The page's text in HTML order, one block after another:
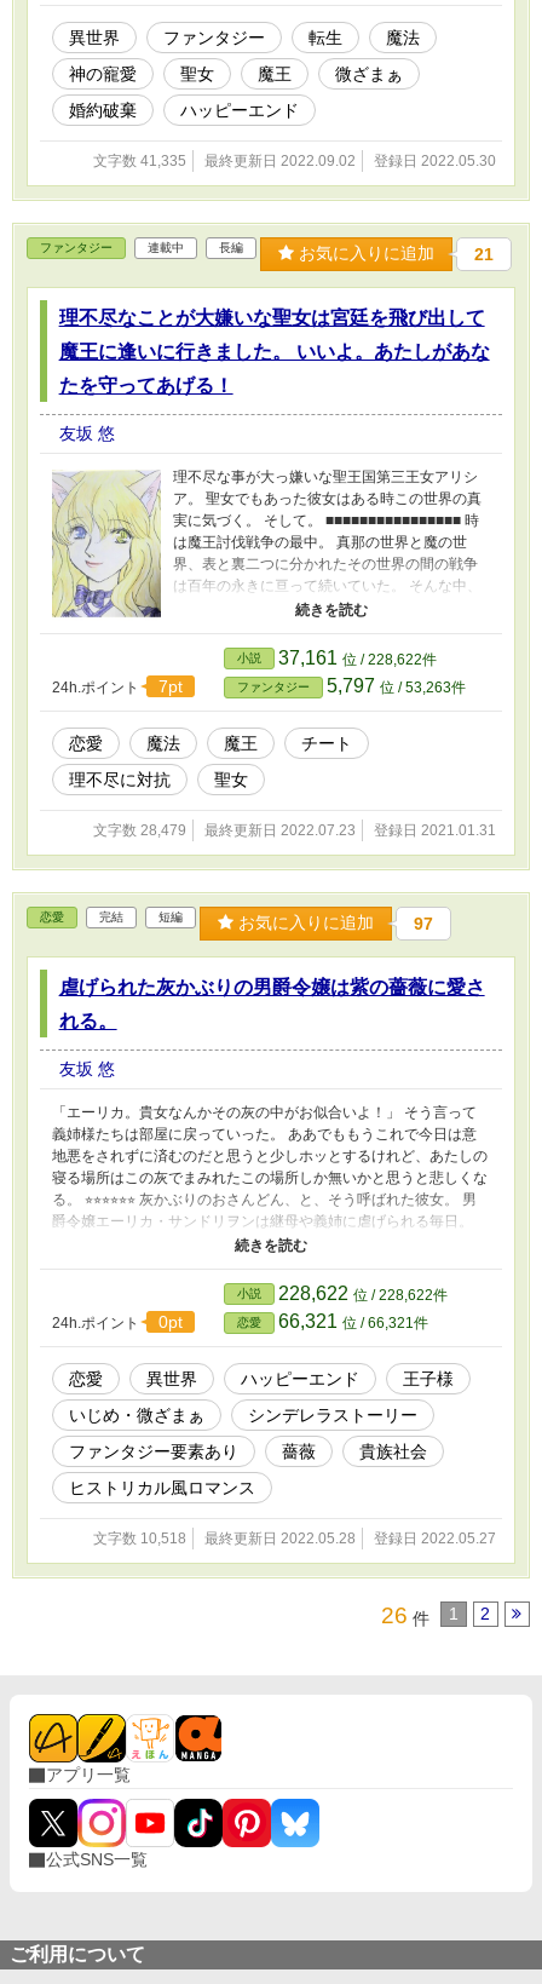
断罪の場に晒されたマリアンヌ。 そのまま野獣の森に捨てられま
すが…… 野獣に襲われてすんでのところでその魔力を解放した聖
女マリアンヌ。 そこで出会ったマキナという少年が実は魔王の生
まれ変わりである事を知ります。 神は、欲に塗れた人には恐怖を
持って相対す、そういう考えから魔王の復活を目論んでいました。
それに対して異議を唱える聖女マリアンヌ。 なんとかマキナが魔
王として覚醒してしまう事を阻止しようとします。 聖都を離れ生
活する2人でしたが、マキナが彼女に依存しすぎている事を問題視
するマリアンヌ。 それをなんとかする為に、魔物退治のパーティ
ーに参加することに。 自分が人の役にたてば、周りの人から認め
てもらえる。 マキナにはそういった経験が必要だとの思いから無
理矢理彼を参加させますが。
異世界 ファンタジー 転生
魔法
神の寵愛
聖女 魔王
微ざまぁ
婚約破棄
ハッピーエンド
文字数 41,335 最終更新日 2022.09.02 登録日 2022.05.30
ファンタジー 連載中 長編 お気に入りに追加 21
理不尽なことが大嫌いな聖女は宮廷を飛び出して
魔王に逢いに行きました。 いいよ。あたしがあな
たを守ってあげる！
友坂 悠
理不尽な事が大っ嫌いな聖王国第三王女アリシ
ア。 聖女でもあった彼女はある時この世界の真
実に気づく。 そして。 ■■■■■■■■■■■■■■■■ 時
は魔王討伐戦争の最中。 真那の世界と魔の世
界、表と裏二つに分かれたその世界の間の戦争
は百年の永きに亘って続いていた。 そんな中、
人間世界のとある王家に第三王女として生まれ
さ》はたち。 大学からの帰り道、横断歩道で転
んだ女の子を助けようとして事故で死んじゃっ
て。そんでもってこんなふうに異世界転生を果
たしたらしい。 どうしてこんなことになったの
かはわからないけどね？ でも死んじゃったもの
はしょうがないから。 こうして生まれ変わっ
た？ のならこの人生をちゃんとまっとうしな
か最近のweb小説の流行りにあった主人公が理
不尽な目に遭うそんなおはなしが生理的にダメ
だったあたし。 っていうか理不尽っていうその
ものがダメなあたし。 なんとかこの世界ではそ
んな事がおこらないと良いな。そんなこと考え
ながら頑張っていきますね。
24h.ポイント 7pt
小説 37,161 位 / 228,622件
ファンタジー 5,797 位 / 53,263件
恋愛 魔法 魔王
チート
理不尽に対抗
聖女
文字数 28,479 最終更新日 2022.07.23 登録日 2021.01.31
恋愛 完結 短編 お気に入りに追加 97
虐げられた灰かぶりの男爵令嬢は紫の薔薇に愛さ
れる。
友坂 悠
「エーリカ。貴女なんかその灰の中がお似合いよ！」 そう言って
義姉様たちは部屋に戻っていった。 ああでももうこれで今日は意
地悪をされずに済むのだと思うと少しホッとするけれど、あたしの
寝る場所はこの灰でまみれたこの場所しか無いかと思うと悲しくな
る。 ⭐︎⭐︎⭐︎⭐︎⭐︎⭐︎ 灰かぶりのおさんどん、と、そう呼ばれた彼女。 男
爵令嬢エーリカ・サンドリヲンは継母や義姉に虐げられる毎日。
養子であった父さえも母に似た容姿のエーリカを疎んでいた。
入らないことがあるとそう言いながら彼女を鞭で打つ男爵。 そん
なある日。 お城でパーティがあると着飾って出かけていく義姉た
ち。 留守になった屋敷の屋根裏で見つけた一冊の本が、彼女の運
命を変えていく。 異世界シンデレラストーリー。 短期集中連載予
定。一万字ほどの短編になります。 よろしくお願いします。
24h.ポイント 0pt
小説 228,622 位 / 228,622件
恋愛 66,321 位 / 66,321件
恋愛 異世界 ハッピーエンド
王子様
いじめ・微ざまぁ
シンデレラストーリー
ファンタジー要素あり
薔薇
貴族社会
ヒストリカル風ロマンス
文字数 10,518 最終更新日 2022.05.28 登録日 2022.05.27
26 件 1 2
アプリ一覧
公式SNS一覧
ご利用について